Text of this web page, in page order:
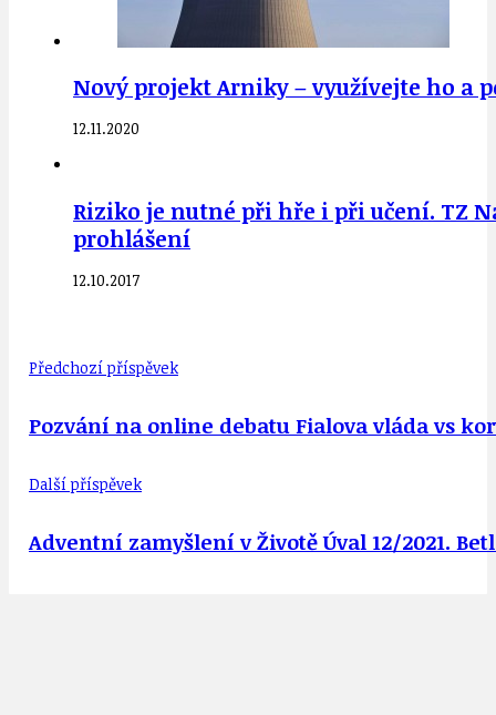
Nový projekt Arniky – využívejte ho a
12.11.2020
Riziko je nutné při hře i při učení. TZ
prohlášení
12.10.2017
Předchozí příspěvek
Pozvání na online debatu Fialova vláda vs
Další příspěvek
Adventní zamyšlení v Životě Úval 12/2021.